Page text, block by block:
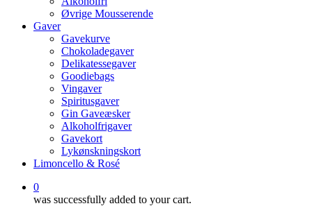
Øvrige Mousserende
Gaver
Gavekurve
Chokoladegaver
Delikatessegaver
Goodiebags
Vingaver
Spiritusgaver
Gin Gaveæsker
Alkoholfrigaver
Gavekort
Lykønskningskort
Limoncello & Rosé
0
was successfully added to your cart.